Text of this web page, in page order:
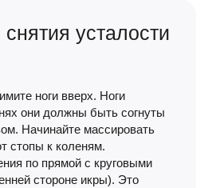
усталости
ноги вверх. Ноги
они должны быть согнуты
Начинайте массировать
стопы к коленям.
по прямой с круговыми
стороне икры). Это